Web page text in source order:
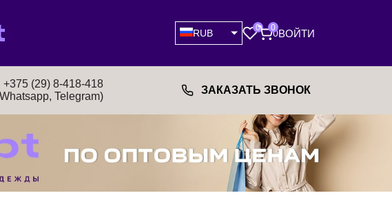
RUB
0 0
0ВОЙТИ
+375 (29) 8-418-418
Telegram)
ЗАКАЗАТЬ ЗВОНОК